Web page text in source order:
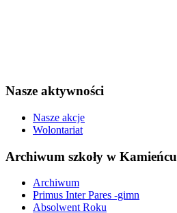
Nasze aktywności
Nasze akcje
Wolontariat
Archiwum szkoły w Kamieńcu
Archiwum
Primus Inter Pares -gimn
Absolwent Roku